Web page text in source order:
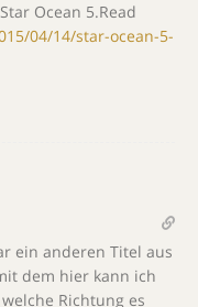
Ocean 5.Read
04/14/star-ocean-5-
ein anderen Titel aus
dem hier kann ich
Richtung es